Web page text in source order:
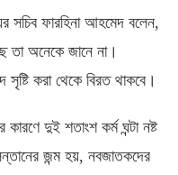
সচিব ফারহিনা আহমেদ বলেন,
তা অনেকে জানে না।
সৃষ্টি করা থেকে বিরত থাকবে।
কারণে দুই শতাংশ কর্ম ঘন্টা নষ্ট
জন্ম হয়, নবজাতকদের